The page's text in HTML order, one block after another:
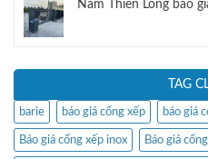
Nam Thiên Long báo
TAG
barie báo giá cổng xếp báo giá
Báo giá cổng xếp inox Báo giá